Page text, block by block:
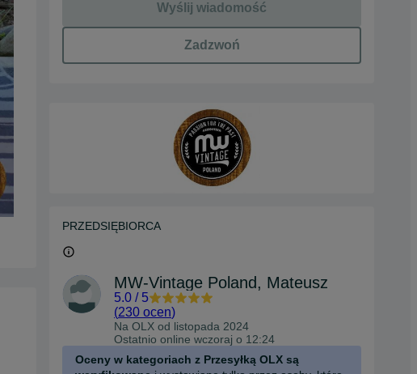
Wyślij wiadomość
Zadzwoń
PRZEDSIĘBIORCA
MW-Vintage Poland, Mateusz
5.0 / 5
(230 ocen)
Na OLX od listopada 2024
Ostatnio online wczoraj o 12:24
Oceny w kategoriach z Przesyłką OLX są